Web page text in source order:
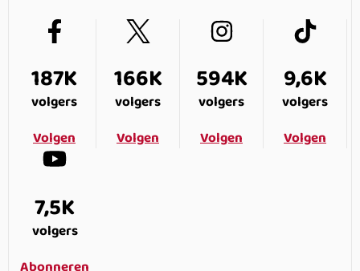
187K
volgers
Volgen
166K
volgers
Volgen
594K
volgers
Volgen
9,6K
volgers
Volgen
7,5K
volgers